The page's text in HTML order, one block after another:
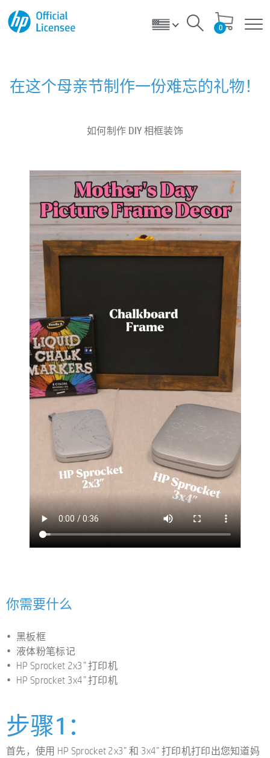
0
在这个母亲节制作一份难忘的礼物！
如何制作 DIY 相框装饰
你需要什么
黑板框
液体粉笔标记
HP Sprocket 2x3” 打印机
HP Sprocket 3x4” 打印机
步骤1：
首先，使用 HP Sprocket 2x3” 和 3x4” 打印机打印出您知道妈